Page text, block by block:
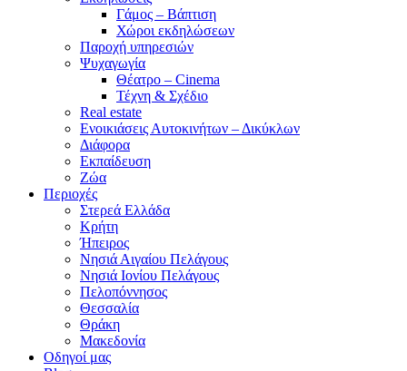
Γάμος – Βάπτιση
Χώροι εκδηλώσεων
Παροχή υπηρεσιών
Ψυχαγωγία
Θέατρο – Cinema
Τέχνη & Σχέδιο
Real estate
Ενοικιάσεις Αυτοκινήτων – Δικύκλων
Διάφορα
Εκπαίδευση
Ζώα
Περιοχές
Στερεά Ελλάδα
Κρήτη
Ήπειρος
Νησιά Αιγαίου Πελάγους
Νησιά Ιονίου Πελάγους
Πελοπόννησος
Θεσσαλία
Θράκη
Μακεδονία
Οδηγοί μας